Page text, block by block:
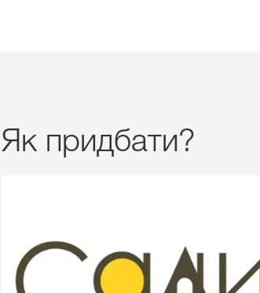
Як придбати?